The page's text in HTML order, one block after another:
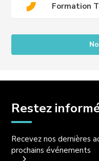
Formation
Restez
Recevez nos dernières
prochains événements